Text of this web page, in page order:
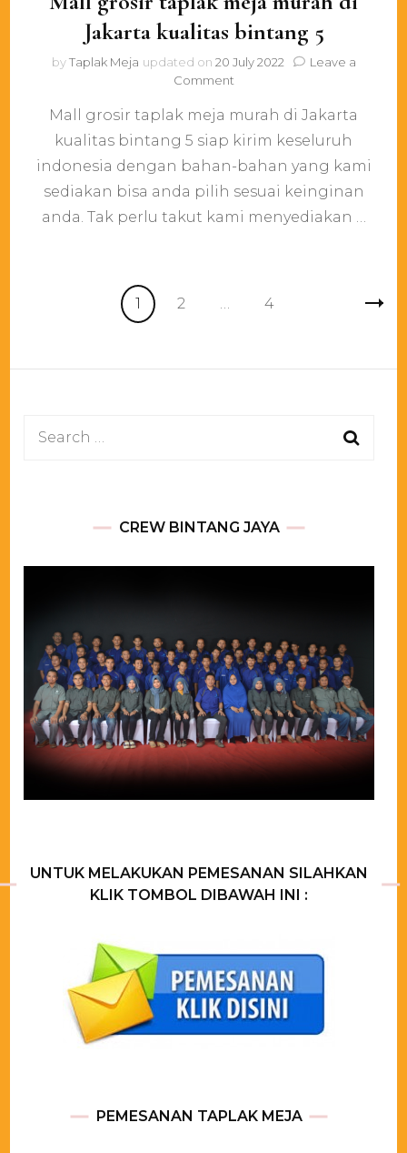
Jakarta kualitas bintang 5
byTaplak Meja updated on 20 July 2022
Leave a
Commenton
grosir
taplak
murah
di
kualitas
Mall grosir taplak meja murah di Jakarta
kualitas bintang 5 siap kirim keseluruh
indonesia dengan bahan-bahan yang kami
sediakan bisa anda pilih sesuai keinginan
anda. Tak perlu takut kami menyediakan …
pagination
Page
1 Page
2 Page
4
Search
CREW BINTANG JAYA
UNTUK MELAKUKAN PEMESANAN SILAHKAN
KLIK TOMBOL DIBAWAH INI :
PEMESANAN TAPLAK MEJA